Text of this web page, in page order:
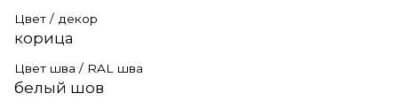
Цвет / декор
корица
Цвет шва / RAL шва
белый шов